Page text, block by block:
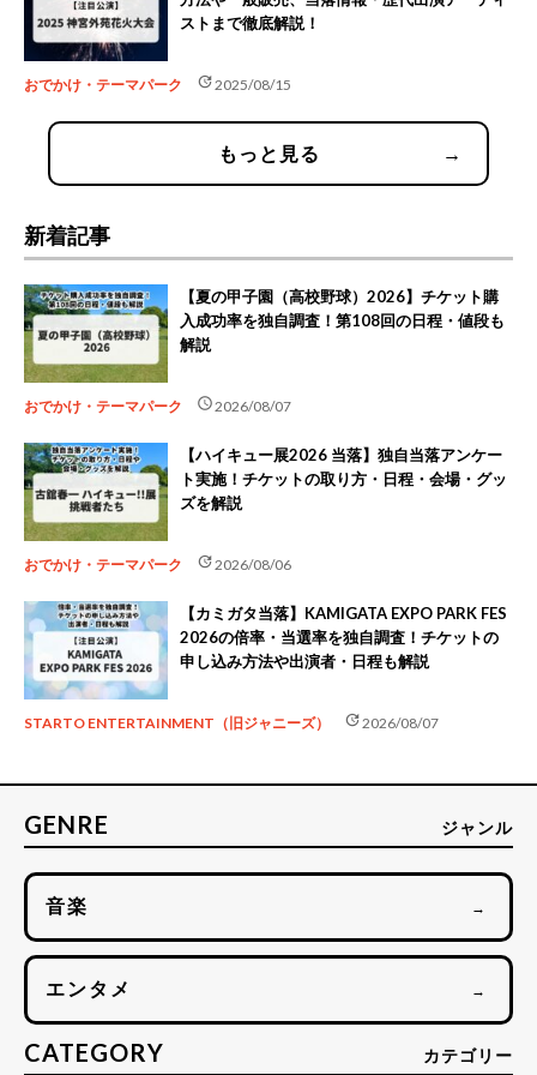
ストまで徹底解説！
おでかけ・テーマパーク update2025/08/15
もっと見る →
新着記事
【夏の甲子園（高校野球）2026】チケット購
入成功率を独自調査！第108回の日程・値段も
解説
おでかけ・テーマパーク schedule2026/08/07
【ハイキュー展2026 当落】独自当落アンケー
ト実施！チケットの取り方・日程・会場・グッ
ズを解説
おでかけ・テーマパーク update2026/08/06
【カミガタ当落】KAMIGATA EXPO PARK FES
2026の倍率・当選率を独自調査！チケットの
申し込み方法や出演者・日程も解説
STARTO ENTERTAINMENT（旧ジャニーズ） update2026/08/07
GENRE ジャンル
音楽 →
エンタメ →
CATEGORY カテゴリー